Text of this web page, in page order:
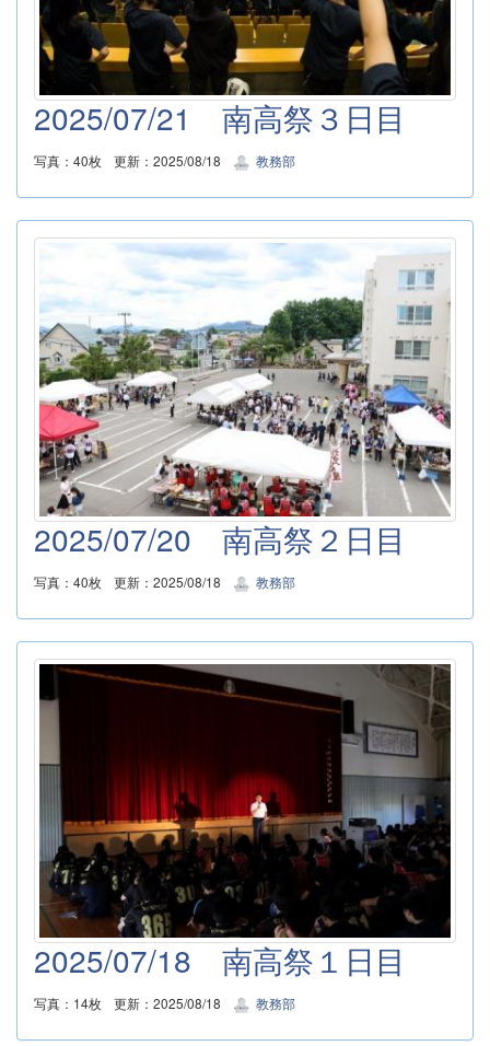
2025/07/21 南高祭３日目
写真：40枚 更新：2025/08/18 教務部
2025/07/20 南高祭２日目
写真：40枚 更新：2025/08/18 教務部
2025/07/18 南高祭１日目
写真：14枚 更新：2025/08/18 教務部